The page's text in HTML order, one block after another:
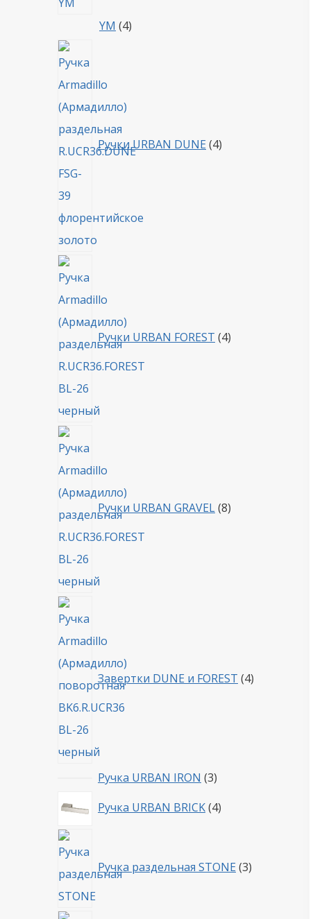
YM 44
Ручки URBAN DUNE 4
Ручки URBAN FOREST 4
Ручки URBAN GRAVEL 8
Завертки DUNE и FOREST 4
Ручка URBAN IRON 33
Ручка URBAN BRICK 44
Ручка раздельная STONE 3товара